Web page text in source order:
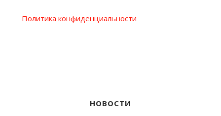
Политика конфиденциальности
НОВОСТИ